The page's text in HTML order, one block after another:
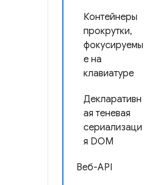
Контейнеры
прокрутки,
фокусируемы
е на
клавиатуре
Декларативн
ая теневая
сериализаци
я DOM
Веб-API